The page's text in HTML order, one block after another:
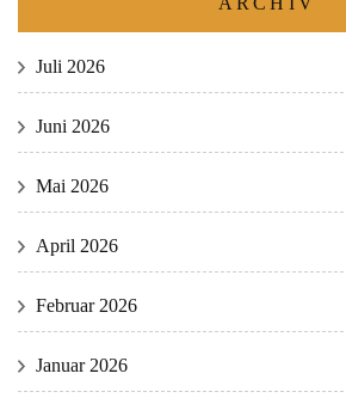
Juli 2026
Juni 2026
Mai 2026
April 2026
Februar 2026
Januar 2026